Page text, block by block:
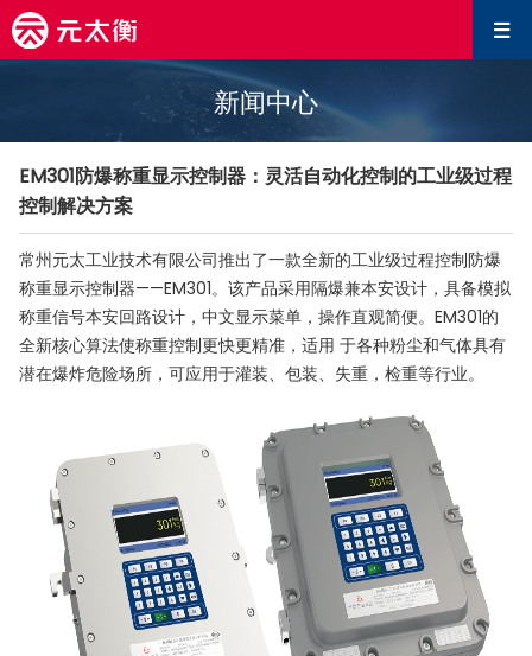
新闻中心
EM301防爆称重显示控制器：灵活自动化控制的工业级过程
控制解决方案
常州元太工业技术有限公司推出了一款全新的工业级过程控制防爆
称重显示控制器——EM301。该产品采用隔爆兼本安设计，具备模拟
称重信号本安回路设计，中文显示菜单，操作直观简便。EM301的
全新核心算法使称重控制更快更精准，适用 于各种粉尘和气体具有
潜在爆炸危险场所，可应用于灌装、包装、失重，检重等行业。